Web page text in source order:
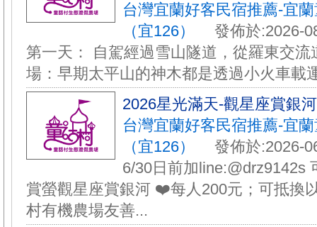
台灣宜蘭好客民宿推薦-宜
（宜126）
發佈於:2026-
第一天： 自駕經過雪山隧道，從羅東交流
場：早期太平山的神木都是透過小火車載
️2026星光滿天-觀星座賞銀
台灣宜蘭好客民宿推薦-宜
（宜126）
發佈於:2026-
6/30日前加line:@drz9142s
賞螢觀星座賞銀河 ❤️每人200元；可抵換
村有機農場友善...